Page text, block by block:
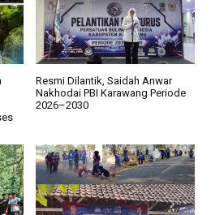
Resmi Dilantik, Saidah Anwar
Nakhodai PBI Karawang Periode
2026–2030